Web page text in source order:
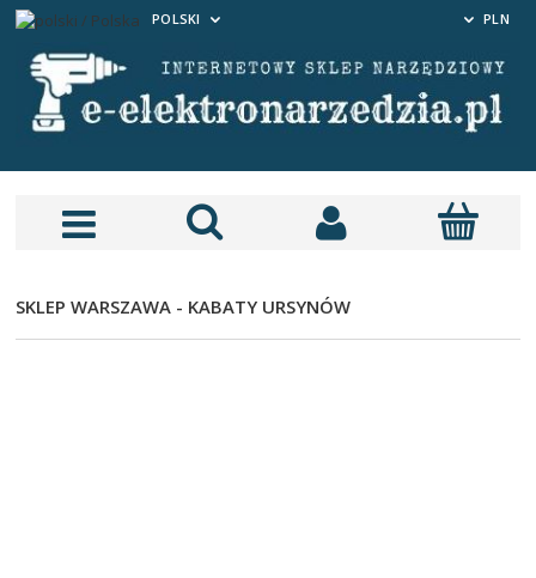
POLSKI PLN
SKLEP WARSZAWA - KABATY URSYNÓW